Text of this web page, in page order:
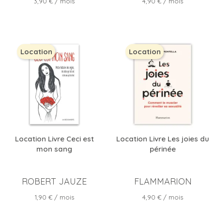
Location Livre Ceci est
mon sang
ROBERT JAUZE
Prix
1,90 €/ mois
Location
Location Livre Les joies du
périnée
FLAMMARION
Prix
4,90 € / mois
Location